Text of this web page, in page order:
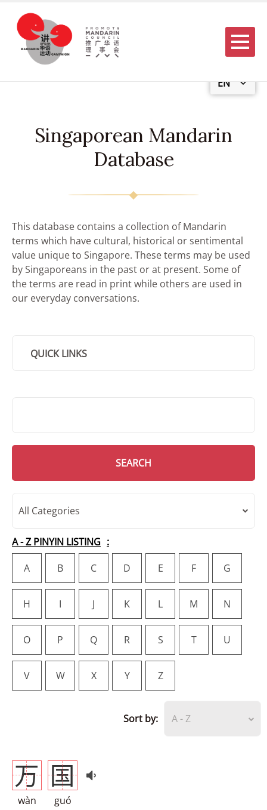
EN
Menu
Singaporean Mandarin
Database
This database contains a collection of Mandarin
terms which have cultural, historical or sentimental
value unique to Singapore. These terms may be used
by Singaporeans in the past or at present. Some of
the terms are read in print while others are used in
our everyday conversations.
QUICK LINKS
SEARCH
All Categories
A - Z PINYIN LISTING
A
B C D E F G
H I J K L M N
O P Q R S T U
V W X Y Z
Sort by: A - Z
万
wàn
国
guó